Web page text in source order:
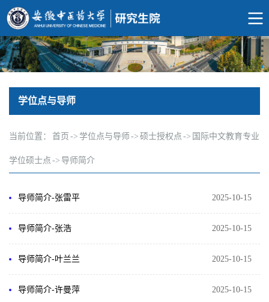
学位点与导师
当前位置： 首页 -> 学位点与导师-> 硕士授权点 -> 国际中文教育专业
学位硕士点 -> 导师简介
2025-10-15
导师简介-张雷平
2025-10-15
导师简介-张浩
2025-10-15
导师简介-叶兰兰
2025-10-15
导师简介-许曼萍